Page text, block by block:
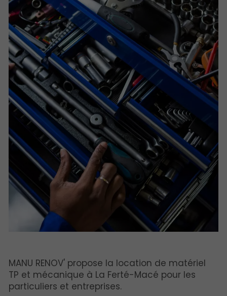
MANU RENOV' propose la location de matériel
TP et mécanique à La Ferté-Macé pour les
particuliers et entreprises.